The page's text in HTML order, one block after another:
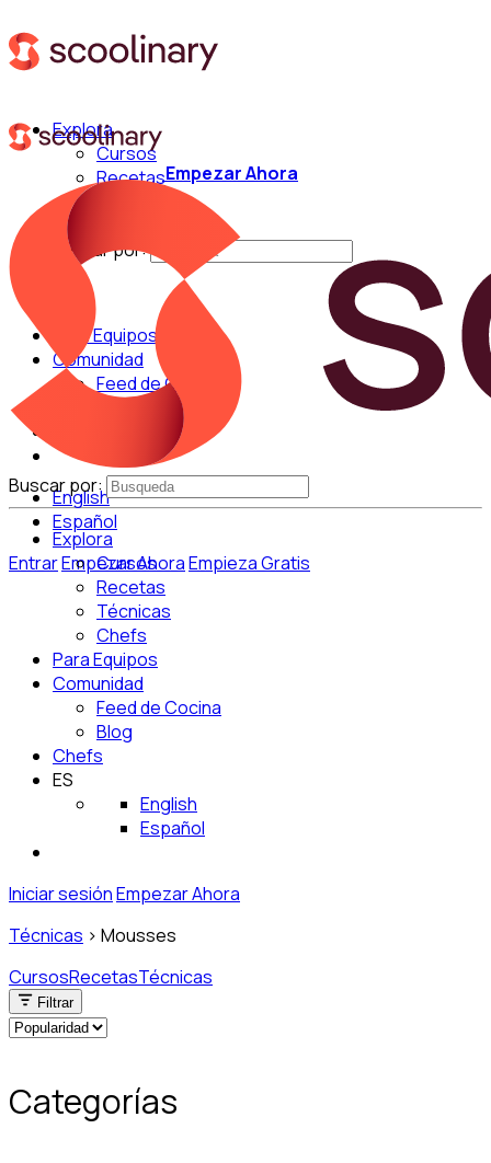
Explora
Cursos
Recetas
Buscar por:
Para Equipos
Comunidad
Feed de Cocina
English
Español
EntrarEmpezar AhoraEmpieza Gratis
Empezar Ahora
Buscar por:
Explora
Cursos
Recetas
Técnicas
Chefs
Para Equipos
Comunidad
Feed de Cocina
Blog
Chefs
ES
English
Español
Iniciar sesiónEmpezar Ahora
Técnicas > Mousses
CursosRecetasTécnicas
Filtrar
Categorías